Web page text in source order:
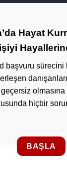
Hayat
başvuru sürecini
hiçbir
BAŞLA